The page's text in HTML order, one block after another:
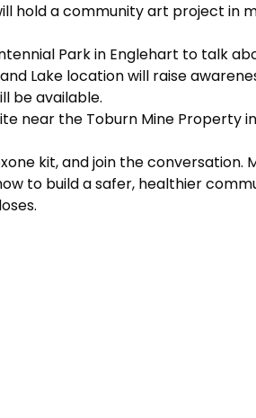
hold a community art project in
Park in Englehart to talk
Lake location will raise
be available.
near the Toburn Mine Property
kit, and join the conversation.
to build a safer, healthier